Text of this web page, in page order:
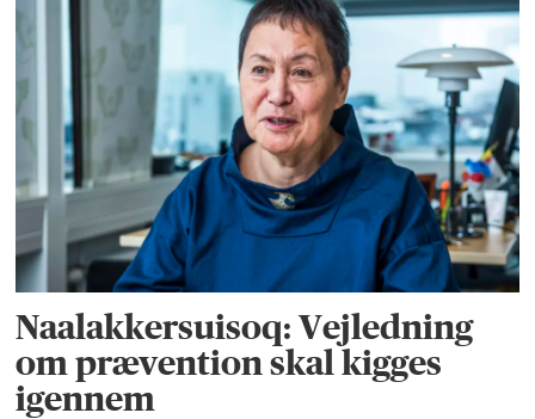
Naalakkersuisoq: Vejledning
om prævention skal kigges
igennem